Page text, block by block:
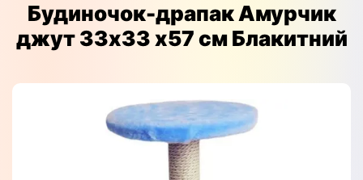
Будиночок-драпак Амурчик
джут 33х33 х57 см Блакитний